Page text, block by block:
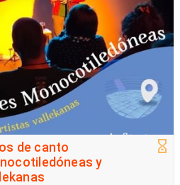
de canto
y